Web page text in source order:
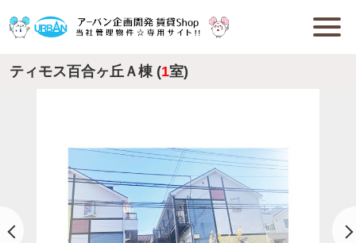
ティモス百合ヶ丘Ａ棟 (1室)